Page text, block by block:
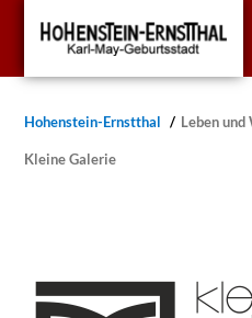
Hohenstein-Ernstthal Leben und
Kleine Galerie